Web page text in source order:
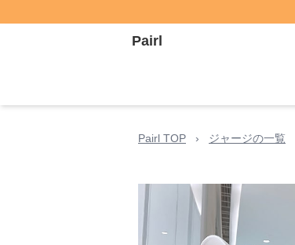
Pairl
Pairl TOP › ジャージの一覧